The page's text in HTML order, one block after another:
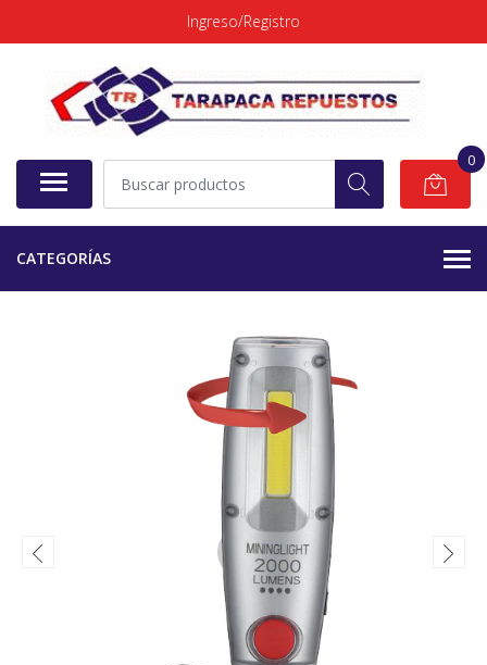
Ingreso/Registro
0
CATEGORÍAS